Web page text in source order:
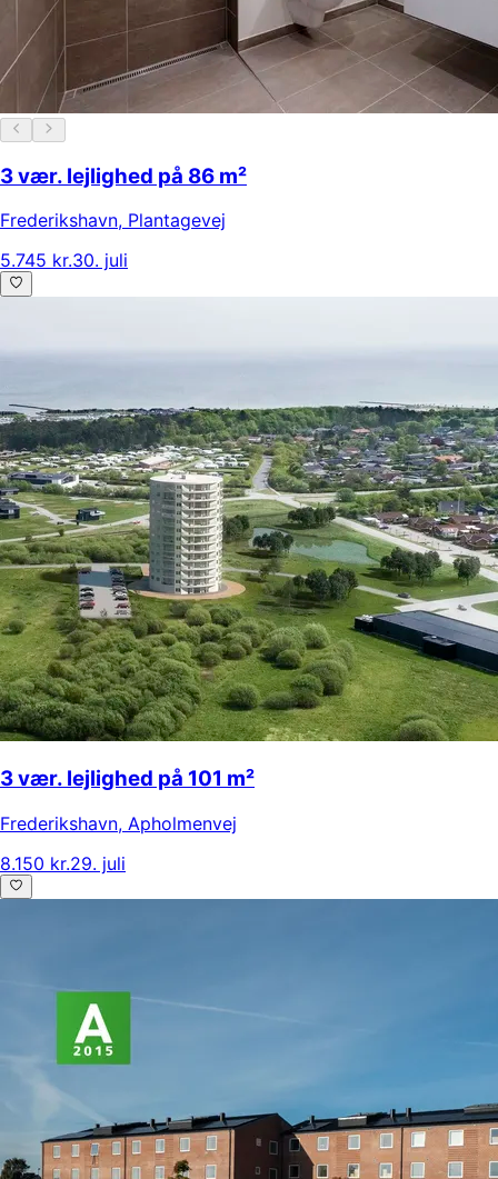
3 vær. lejlighed på 86 m²
Frederikshavn, Plantagevej
5.745 kr.30. juli
3 vær. lejlighed på 101 m²
Frederikshavn, Apholmenvej
8.150 kr.29. juli